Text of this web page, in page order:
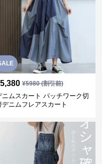
5,380 ¥5980(割引前)
ニムスカート パッチワーク切
デニムフレアスカート